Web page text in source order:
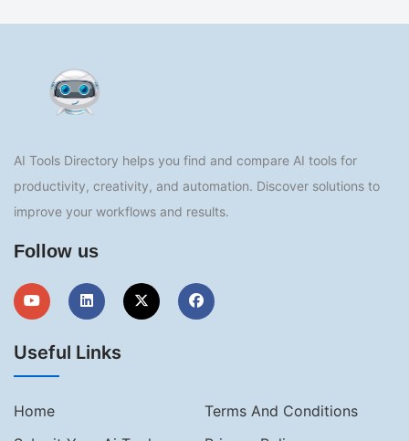
AI Tools Directory helps you find and compare AI tools for
productivity, creativity, and automation. Discover solutions to
improve your workflows and results.
Follow us
Useful Links
Home
Terms And Conditions